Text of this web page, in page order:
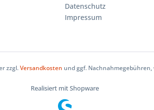
Datenschutz
Impressum
zzgl.Versandkosten und ggf.
Realisiert mit Shopware